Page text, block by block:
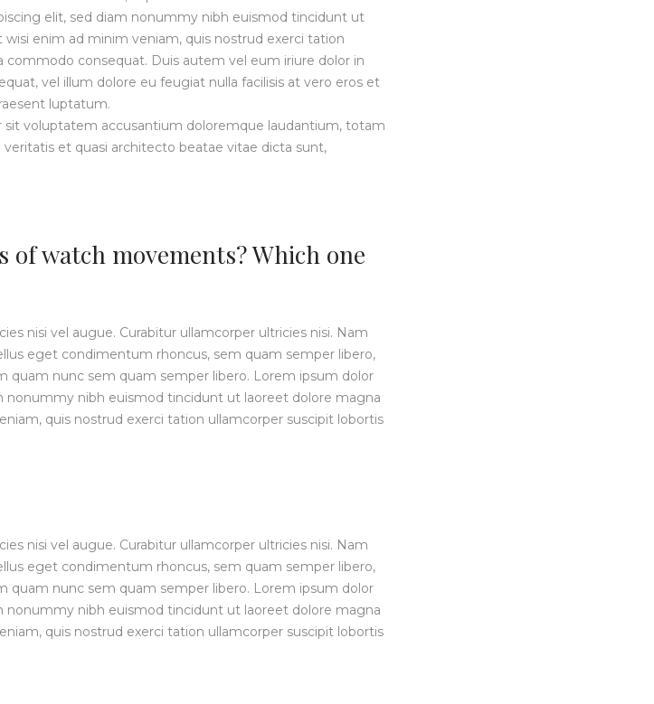
elit, sed diam nonummy nibh euismod tincidunt ut
enim ad minim veniam, quis nostrud exerci tation
commodo consequat. Duis autem vel eum iriure dolor in
vel illum dolore eu feugiat nulla facilisis at vero eros et
luptatum.
sit voluptatem accusantium doloremque laudantium, totam
et quasi architecto beatae vitae dicta sunt,
watch movements? Which one
nisi vel augue. Curabitur ullamcorper ultricies nisi. Nam
eget condimentum rhoncus, sem quam semper libero,
quam nunc sem quam semper libero. Lorem ipsum dolor
nonummy nibh euismod tincidunt ut laoreet dolore magna
quis nostrud exerci tation ullamcorper suscipit lobortis
nisi vel augue. Curabitur ullamcorper ultricies nisi. Nam
eget condimentum rhoncus, sem quam semper libero,
quam nunc sem quam semper libero. Lorem ipsum dolor
nonummy nibh euismod tincidunt ut laoreet dolore magna
quis nostrud exerci tation ullamcorper suscipit lobortis